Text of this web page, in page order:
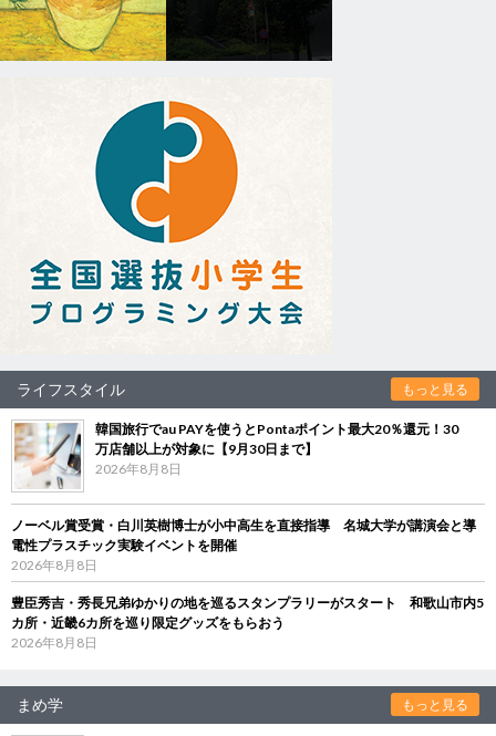
ライフスタイル もっと見る
韓国旅行でau PAYを使うとPontaポイント最大20％還元！30
万店舗以上が対象に【9月30日まで】
2026年8月8日
ノーベル賞受賞・白川英樹博士が小中高生を直接指導 名城大学が講演会と導
電性プラスチック実験イベントを開催
2026年8月8日
豊臣秀吉・秀長兄弟ゆかりの地を巡るスタンプラリーがスタート 和歌山市内5
カ所・近畿6カ所を巡り限定グッズをもらおう
2026年8月8日
まめ学 もっと見る